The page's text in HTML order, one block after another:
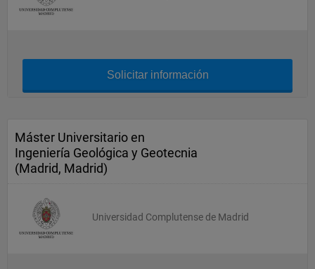
Solicitar información
Máster Universitario en
Ingeniería Geológica y Geotecnia
(Madrid, Madrid)
Universidad Complutense de Madrid